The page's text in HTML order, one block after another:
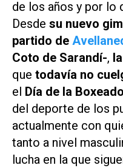
de los años y por lo
Desde su nuevo
partido de
Coto de Sarandí-,
que todavía no
el Día de la
del deporte de los
actualmente con
tanto a nivel
lucha en la que